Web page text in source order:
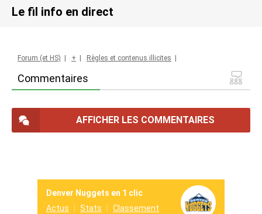
Le fil info en direct
Commentaires
Forum (et HS) + Règles et contenus illicites
AFFICHER LES COMMENTAIRES
Denver Nuggets en 1 clic
Actus
Stats Classement